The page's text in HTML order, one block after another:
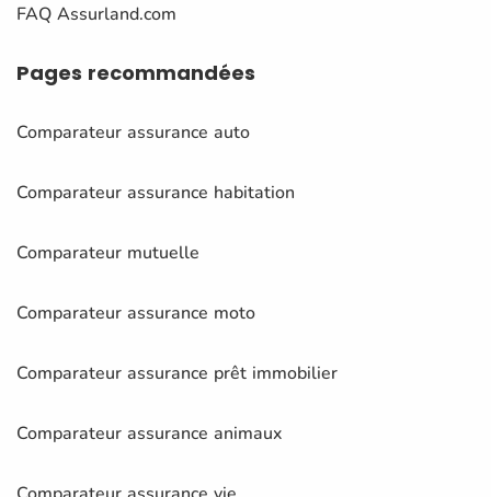
FAQ Assurland.com
Pages recommandées
Comparateur assurance auto
Comparateur assurance habitation
Comparateur mutuelle
Comparateur assurance moto
Comparateur assurance prêt immobilier
Comparateur assurance animaux